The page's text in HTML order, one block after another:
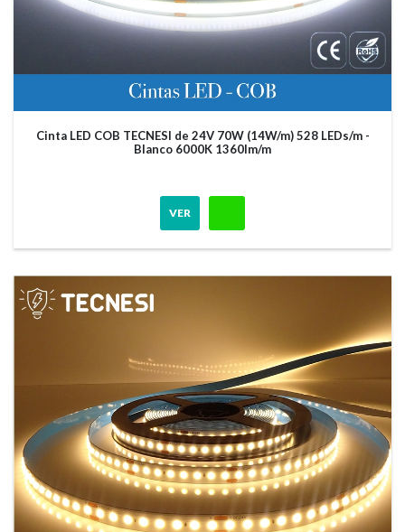
Cinta LED COB TECNESI de 24V 70W (14W/m) 528 LEDs/m -
Blanco 6000K 1360lm/m
VER